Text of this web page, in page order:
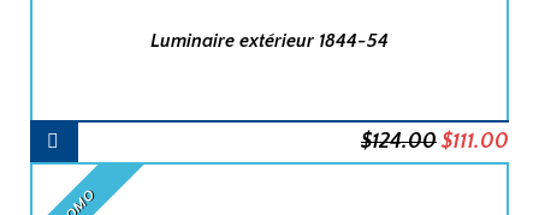
Luminaire extérieur 1844-54
AJOUTER
PANIER
$124.00 Le
prix
$111.00